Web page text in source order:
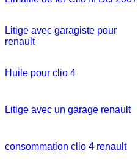
Litige avec garagiste pour
renault
Huile pour clio 4
Litige avec un garage renault
consommation clio 4 renault